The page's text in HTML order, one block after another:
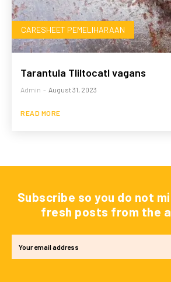
CARESHEET PEMELIHARAAN
Tarantula Tliltocatl vagans
Admin - August 31, 2023
READ MORE
Subscribe so you do not
fresh posts from the